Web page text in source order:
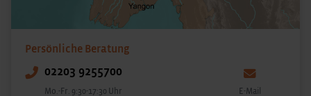
Persönliche Beratung
02203 9255700
Mo.-Fr. 9:30-17:30 Uhr E-Mail